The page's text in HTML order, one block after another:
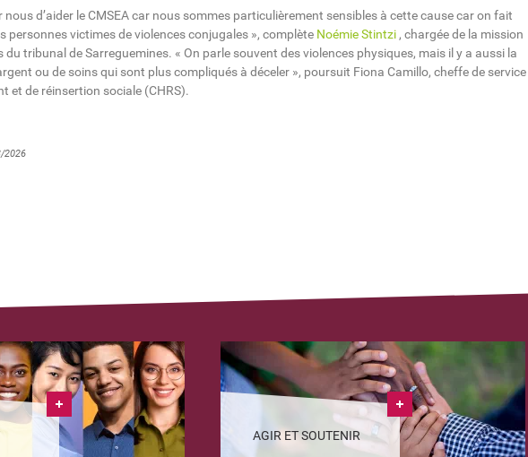
nous d’aider le CMSEA car nous sommes particulièrement sensibles à cette cause car on fait
personnes victimes de violences conjugales », complète Noémie Stintzi , chargée de la mission
tribunal de Sarreguemines. « On parle souvent des violences physiques, mais il y a aussi la
ou de soins qui sont plus compliqués à déceler », poursuit Fiona Camillo, cheffe de service
et de réinsertion sociale (CHRS).
2026
AGIR ET SOUTENIR